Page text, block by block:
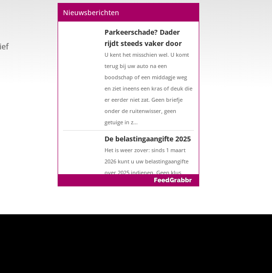
Nieuwsberichten
hypotheek als u 57 jaar of ouder
bent?...
Parkeerschade? Dader
rijdt steeds vaker door
U kent het misschien wel. U komt
terug bij uw auto na een
boodschap of een middagje weg
en ziet ineens een kras of deuk die
er eerder niet zat. Geen briefje
onder de ruitenwisser, geen
getuige in z...
De belastingaangifte 2025
Het is weer zover: sinds 1 maart
2026 kunt u uw belastingaangifte
over 2025 indienen. Geen klus
waar u naar uitkijkt, maar wél een